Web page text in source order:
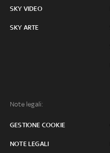
SKY VIDEO
SKY ARTE
Note legali:
GESTIONE COOKIE
NOTE LEGALI